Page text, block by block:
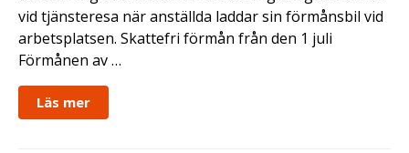
vid tjänsteresa när anställda laddar sin förmånsbil vid
arbetsplatsen. Skattefri förmån från den 1 juli
Förmånen av …
Läs mer